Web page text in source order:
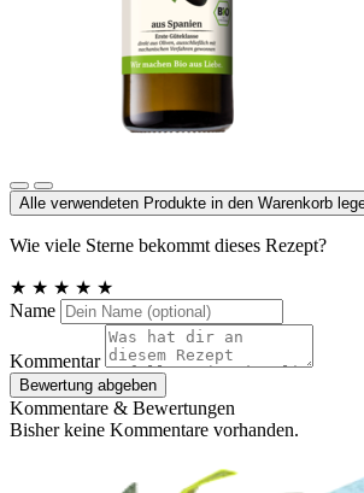
Alle verwendeten Produkte in den Warenkorb
Wie viele Sterne bekommt dieses Rezept?
★ ★ ★ ★ ★
Name
Kommentar
Bewertung abgeben
Kommentare & Bewertungen
Bisher keine Kommentare vorhanden.